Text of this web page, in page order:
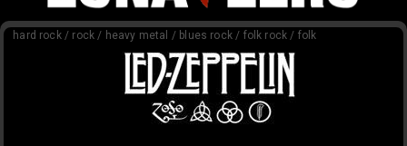
CONTENIDO
hard rock / rock / heavy metal / blues rock / folk rock / folk